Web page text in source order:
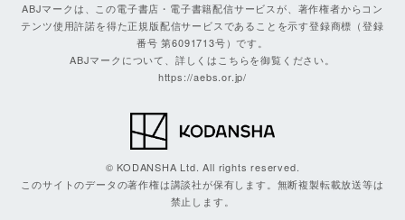
ABJマークは、この電子書店・電子書籍配信サービスが、著作権者からコン
テンツ使用許諾を得た正規版配信サービスであることを示す登録商標（登録
番号 第6091713号）です。
ABJマークについて、詳しくはこちらを御覧ください。
https://aebs.or.jp/
© KODANSHA Ltd. All rights reserved.
このサイトのデータの著作権は講談社が保有します。無断複製転載放送等は
禁止します。